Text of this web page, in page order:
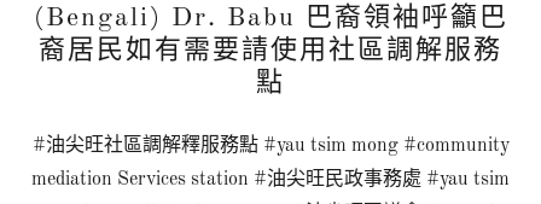
(Bengali) Dr. Babu 巴裔領袖呼籲巴
裔居民如有需要請使用社區調解服務
點
#油尖旺社區調解釋服務點 #yau tsim mong #community
mediation Services station #油尖旺民政事務處 #yau tsim